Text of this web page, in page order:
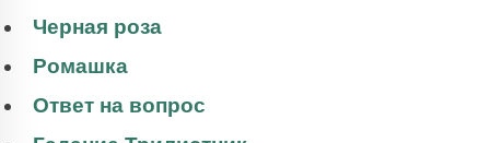
Черная роза
Ромашка
Ответ на вопрос